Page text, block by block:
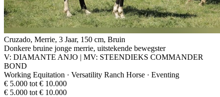
Cruzado, Merrie, 3 Jaar, 150 cm, Bruin
Donkere bruine jonge merrie, uitstekende bewegster
V: DIAMANTE ANJO | MV: STEENDIEKS COMMANDER
BOND
Working Equitation · Versatility Ranch Horse · Eventing
€ 5.000 tot € 10.000
€ 5.000 tot € 10.000